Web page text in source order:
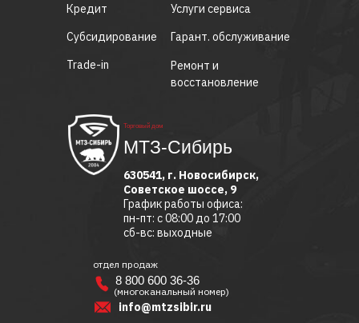
Торговый дом
МТЗ-Сибирь
Trade-in
Субсидирование
Кредит
Ремонт и
восстановление
Гарант. обслуживание
Услуги сервиса
630541, г. Новосибирск,
Советское шоссе, 9
График работы офиса:
пн-пт: с 08:00 до 17:00
сб-вс: выходные
info@mtzsibir.ru
отдел продаж
(многоканальный номер)
8 800 600 36-36